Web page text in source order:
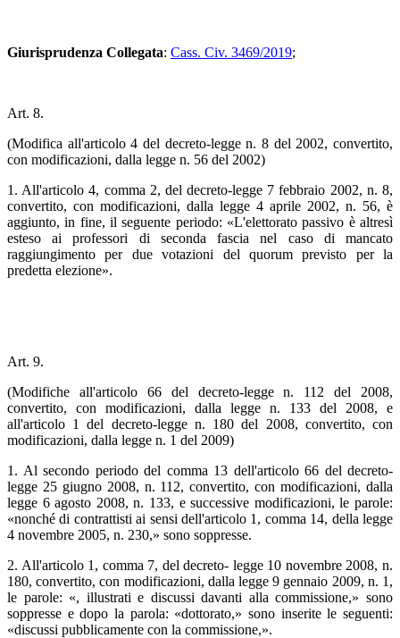
Giurisprudenza Collegata: Cass. Civ. 3469/2019;
Art. 8.
(Modifica all'articolo 4 del decreto-legge n. 8 del 2002, convertito,
con modificazioni, dalla legge n. 56 del 2002)
1. All'articolo 4, comma 2, del decreto-legge 7 febbraio 2002, n. 8,
convertito, con modificazioni, dalla legge 4 aprile 2002, n. 56, è
aggiunto, in fine, il seguente periodo: «L'elettorato passivo è altresì
esteso ai professori di seconda fascia nel caso di mancato
raggiungimento per due votazioni del quorum previsto per la
predetta elezione».
Art. 9.
(Modifiche all'articolo 66 del decreto-legge n. 112 del 2008,
convertito, con modificazioni, dalla legge n. 133 del 2008, e
all'articolo 1 del decreto-legge n. 180 del 2008, convertito, con
modificazioni, dalla legge n. 1 del 2009)
1. Al secondo periodo del comma 13 dell'articolo 66 del decreto-
legge 25 giugno 2008, n. 112, convertito, con modificazioni, dalla
legge 6 agosto 2008, n. 133, e successive modificazioni, le parole:
«nonché di contrattisti ai sensi dell'articolo 1, comma 14, della legge
4 novembre 2005, n. 230,» sono soppresse.
2. All'articolo 1, comma 7, del decreto- legge 10 novembre 2008, n.
180, convertito, con modificazioni, dalla legge 9 gennaio 2009, n. 1,
le parole: «, illustrati e discussi davanti alla commissione,» sono
soppresse e dopo la parola: «dottorato,» sono inserite le seguenti:
«discussi pubblicamente con la commissione,».